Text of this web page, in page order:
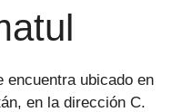
encuentra ubicado en
en la dirección C.